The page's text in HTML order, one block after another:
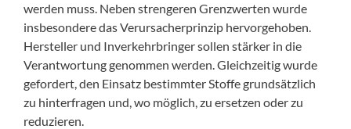
werden muss. Neben strengeren Grenzwerten wurde
insbesondere das Verursacherprinzip hervorgehoben.
Hersteller und Inverkehrbringer sollen stärker in die
Verantwortung genommen werden. Gleichzeitig wurde
gefordert, den Einsatz bestimmter Stoffe grundsätzlich
zu hinterfragen und, wo möglich, zu ersetzen oder zu
reduzieren.